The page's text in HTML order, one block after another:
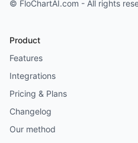
© FloChartAI.com - All rights
Product
Features
Integrations
Pricing & Plans
Changelog
Our method